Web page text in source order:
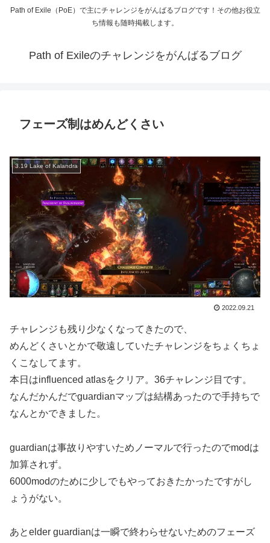
Path of Exile（PoE）で主にチャレンジをがんばるブログです！その他お役立
ち情報も随時掲載します。
Path of Exileのチャレンジをがんばるブログ
フェーズ制はめんどくさい
3.19 Lake of Kalandra
2022.09.21
チャレンジも残り少なくなってきたので、
めんどくさいとかで敬遠していたチャレンジをちょくちょ
くこなしてます。
本日はinfluenced atlasをクリア。36チャレンジ目です。
なんだかんだでguardianマップは結構あったので手持ちで
なんとかできました。
guardianは事故りやすいためノーマルで行ったのでmodは
加算されず。
6000modのために少しでもやっておきたかったですがし
ょうがない。
あとelder guardianは一瞬で終わらせないためのフェーズ